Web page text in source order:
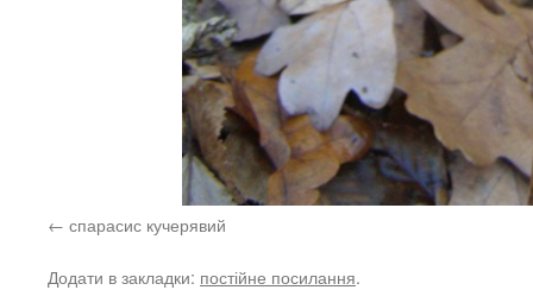
спарасис кучерявий
Додати в закладки: постійне посилання.